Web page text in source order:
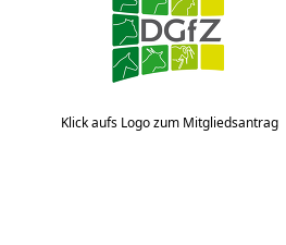
Klick aufs Logo zum Mitgliedsantrag